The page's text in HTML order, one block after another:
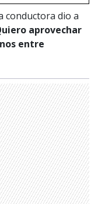
conductora dio a
aprovechar
entre